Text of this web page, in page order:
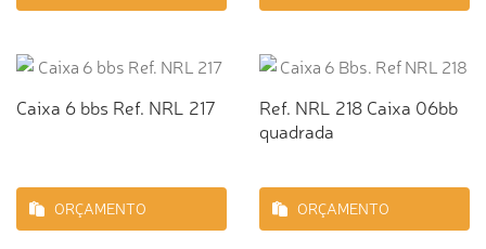
Caixa 6 bbs Ref. NRL 217
ORÇAMENTO
Ref. NRL 218 Caixa 06bb
quadrada
ORÇAMENTO